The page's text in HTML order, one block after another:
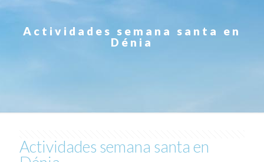
Actividades semana santa en
Dénia
Actividades semana santa en